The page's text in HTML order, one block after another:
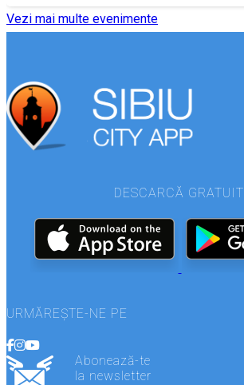
Vezi mai multe evenimente
DESCARCĂ GRATUIT
URMĂREȘTE-NE PE
Abonează-te
la newsletter